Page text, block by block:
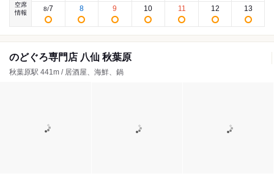
空席
情報
8/7 8 9 10 11 12 13
のどぐろ専門店 八仙 秋葉原
秋葉原駅 441m / 居酒屋、海鮮、鍋